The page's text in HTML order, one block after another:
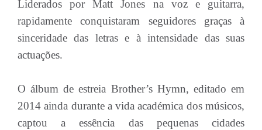
Liderados por Matt Jones na voz e guitarra,
rapidamente conquistaram seguidores graças à
sinceridade das letras e à intensidade das suas
actuações.
O álbum de estreia Brother’s Hymn, editado em
2014 ainda durante a vida académica dos músicos,
captou a essência das pequenas cidades